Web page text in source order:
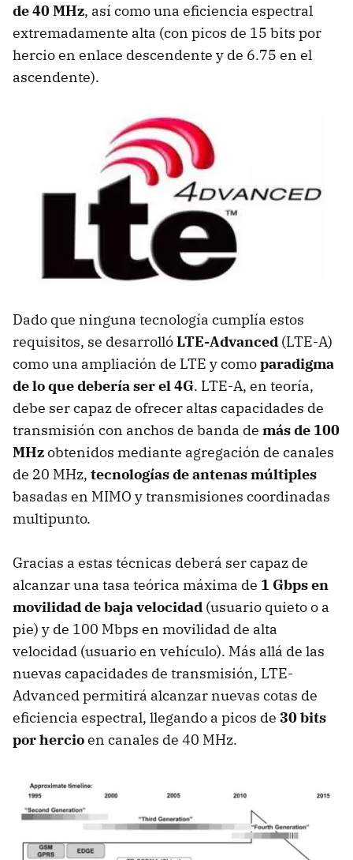
de 40 MHz, así como una eficiencia espectral
extremadamente alta (con picos de 15 bits por
hercio en enlace descendente y de 6.75 en el
ascendente).
Dado que ninguna tecnología cumplía estos
requisitos, se desarrollóLTE-Advanced (LTE-A)
como una ampliación de LTE y comoparadigma
de lo que debería ser el 4G. LTE-A, en teoría,
debe ser capaz de ofrecer altas capacidades de
transmisión con anchos de banda de más de 100
MHzobtenidos mediante agregación de canales
de 20 MHz, tecnologías de antenas múltiples
basadas en MIMO y transmisiones coordinadas
multipunto.
Gracias a estas técnicas deberá ser capaz de
alcanzar una tasa teórica máxima de 1 Gbps en
movilidad de baja velocidad (usuario quieto o a
pie) y de 100 Mbps en movilidad de alta
velocidad (usuario en vehículo). Más allá de las
nuevas capacidades de transmisión, LTE-
Advanced permitirá alcanzar nuevas cotas de
eficiencia espectral, llegando a picos de 30 bits
por hercioen canales de 40 MHz.